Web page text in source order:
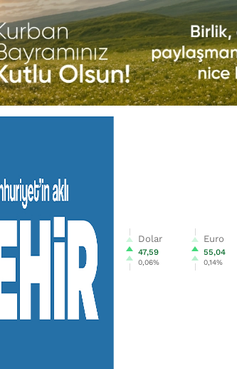
Dolar
47,59
0,06%
Euro
55,04
0,14%